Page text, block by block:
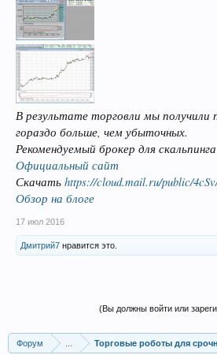
В результате торговли мы получили
гораздо больше, чем убыточных.
Рекомендуемый брокер для
Официальный сайт
Скачать https://cloud.mail.ru/public/
Обзор на блоге
17 июл 2016
Дмитрий7 нравится это.
(Вы должны войти или
Форум Торговые роботы для